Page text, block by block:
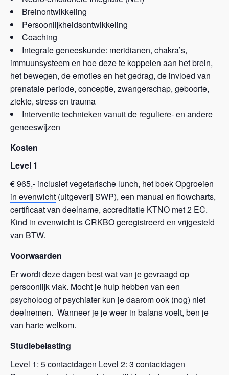
Breinontwikkeling
Persoonlijkheidsontwikkeling
Coaching
Integrale geneeskunde: meridianen, chakra’s,
immuunsysteem en hoe deze te koppelen aan het brein,
het bewegen, de emoties en het gedrag, de invloed van
prenatale periode, conceptie, zwangerschap, geboorte,
ziekte, stress en trauma
Interventie technieken vanuit de reguliere- en andere
geneeswijzen
Kosten
Level 1
€ 965,- inclusief vegetarische lunch, het boekOpgroeien
in evenwicht (uitgeverij SWP), een manual en flowcharts,
certificaat van deelname, accreditatie KTNO met 2 EC.
Kind in evenwicht is CRKBO geregistreerd en vrijgesteld
van BTW.
Voorwaarden
Er wordt deze dagen best wat van je gevraagd op
persoonlijk vlak. Mocht je hulp hebben van een
psycholoog of psychiater kun je daarom ook (nog) niet
deelnemen. Wanneer je je weer in balans voelt, ben je
van harte welkom.
Studiebelasting
Level 1: 5 contactdagen Level 2: 3 contactdagen